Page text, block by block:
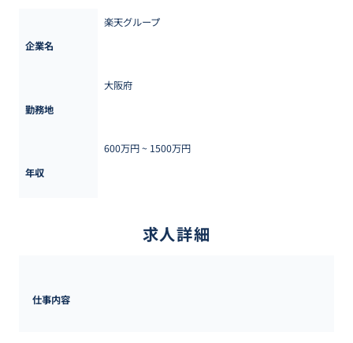
企業名
楽天グループ
勤務地
大阪府
年収
600万円 ~ 1500万円
求人詳細
仕事内容